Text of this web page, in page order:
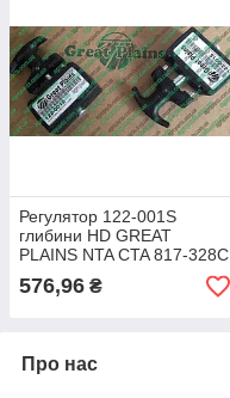
Регулятор 122-001S
глибини HD GREAT
PLAINS NTA CTA 817-328C
+ 817-347C + 807-106C +
805-385C 122-001s
576,96 ₴
Про нас